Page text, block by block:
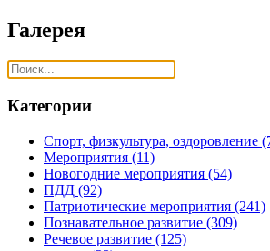
Галерея
Категории
Спорт, физкультура, оздоровление
Мероприятия (11)
Новогодние мероприятия (54)
ПДД (92)
Патриотические мероприятия (241)
Познавательное развитие (309)
Речевое развитие (125)